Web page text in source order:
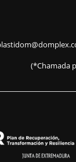
(*Chamada